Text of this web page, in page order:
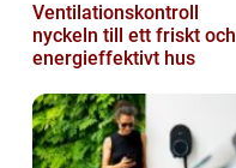
Ventilationskontroll
nyckeln till ett friskt och
energieffektivt hus